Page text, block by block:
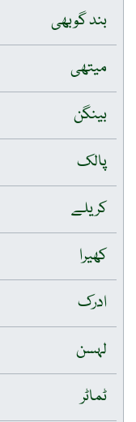
بند گوبھی
میتھی
بینگن
پالک
کریلے
کھیرا
ادرک
لہسن
ٹماٹر